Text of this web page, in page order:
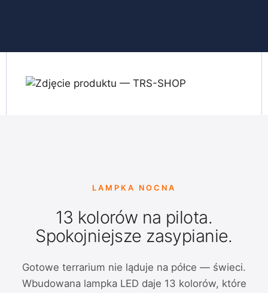
LAMPKA NOCNA
13 kolorów na pilota.
Spokojniejsze zasypianie.
Gotowe terrarium nie ląduje na półce — świeci.
Wbudowana lampka LED daje 13 kolorów, które